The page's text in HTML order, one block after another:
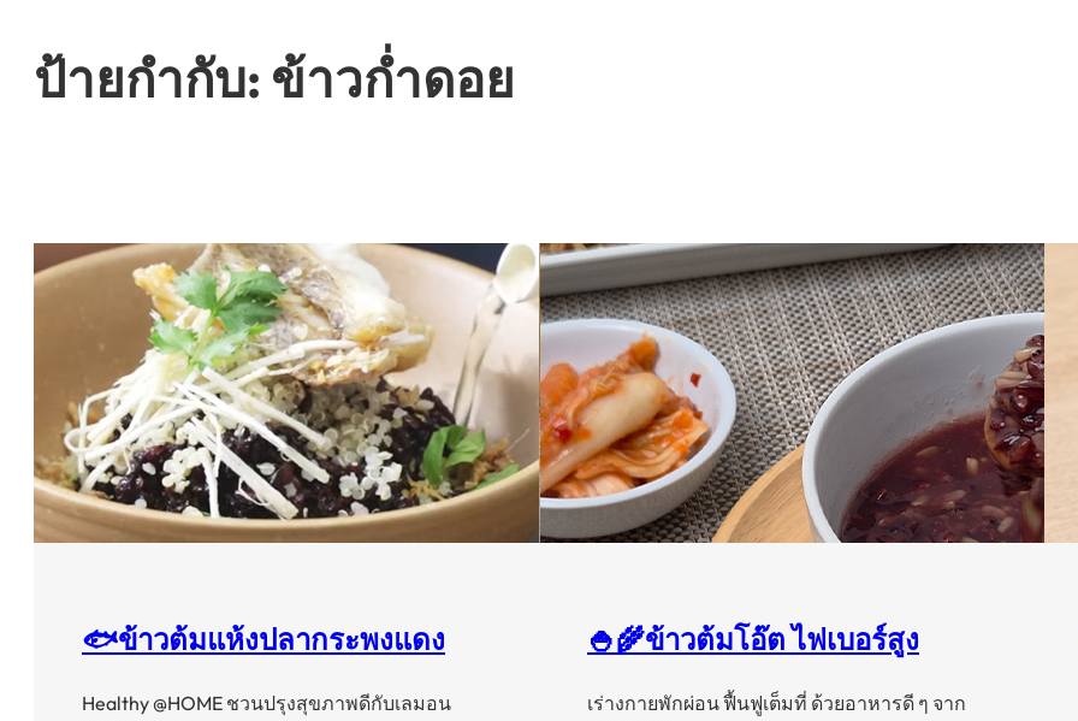
ป้ายกำกับ: ข้าวกํ่าดอย
🐟ข้าวต้มแห้งปลากระพงแดง
Healthy @HOME ชวนปรุงสุขภาพดีกับเลมอน
🍚🌾ข้าวต้มโอ๊ต ไฟเบอร์สูง
เร่างกายพักผ่อน ฟื้นฟูเต็มที่ ด้วยอาหารดี ๆ จาก